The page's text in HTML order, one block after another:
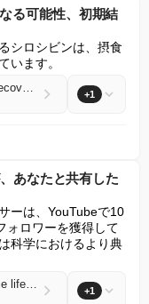
る可能性、初期結
シロシビンは、摂食
います。
Psilocybin could kick-start anorexia recovery, early results suggest +1
あなたと共有した
ーは、YouTubeで10
ォロワーを獲得して
科学におけるより典
YouTube star Simone Giertz has some life and science lessons to share with you +1